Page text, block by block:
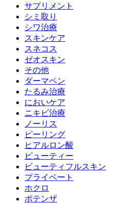
サプリメント
シミ取り
シワ治療
スキンケア
スネコス
ゼオスキン
その他
ダーマペン
たるみ治療
においケア
ニキビ治療
ノーリス
ピーリング
ヒアルロン酸
ビューティー
ビューティフルスキン
プライベート
ホクロ
ポテンザ